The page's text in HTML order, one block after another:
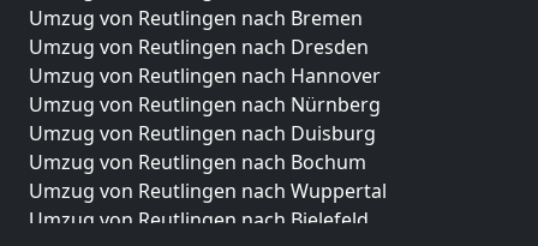
Umzug von Reutlingen nach Bremen
Umzug von Reutlingen nach Dresden
Umzug von Reutlingen nach Hannover
Umzug von Reutlingen nach Nürnberg
Umzug von Reutlingen nach Duisburg
Umzug von Reutlingen nach Bochum
Umzug von Reutlingen nach Wuppertal
Umzug von Reutlingen nach Bielefeld